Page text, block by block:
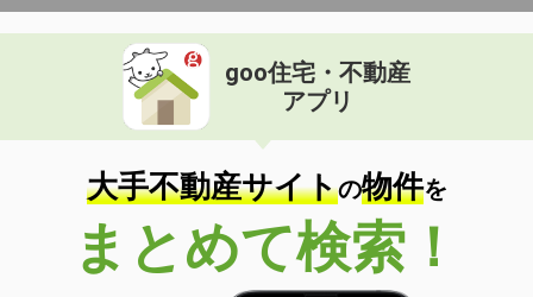
goo住宅・不動産
アプリ
大手不動産サイトの物件を
まとめて検索！